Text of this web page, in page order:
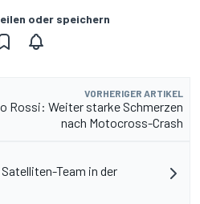
oder speichern
VORHERIGER ARTIKEL
Rossi: Weiter starke Schmerzen
nach Motocross-Crash
Team in der